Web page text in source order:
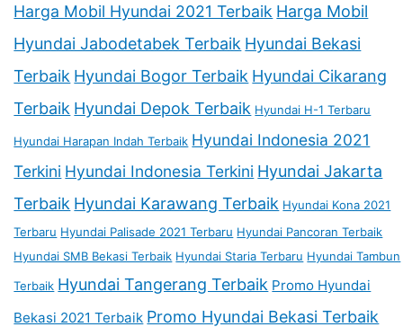
Harga Mobil Hyundai 2021 Terbaik Harga Mobil
Hyundai Jabodetabek Terbaik Hyundai Bekasi
Terbaik Hyundai Bogor Terbaik Hyundai Cikarang
Terbaik Hyundai Depok Terbaik Hyundai H-1 Terbaru
Hyundai Harapan Indah Terbaik Hyundai Indonesia 2021
Terkini Hyundai Indonesia Terkini Hyundai Jakarta
Terbaik Hyundai Karawang Terbaik Hyundai Kona 2021
Terbaru Hyundai Palisade 2021 Terbaru Hyundai Pancoran Terbaik
Hyundai SMB Bekasi Terbaik Hyundai Staria Terbaru Hyundai Tambun
Terbaik Hyundai Tangerang Terbaik Promo Hyundai
Bekasi 2021 Terbaik Promo Hyundai Bekasi Terbaik